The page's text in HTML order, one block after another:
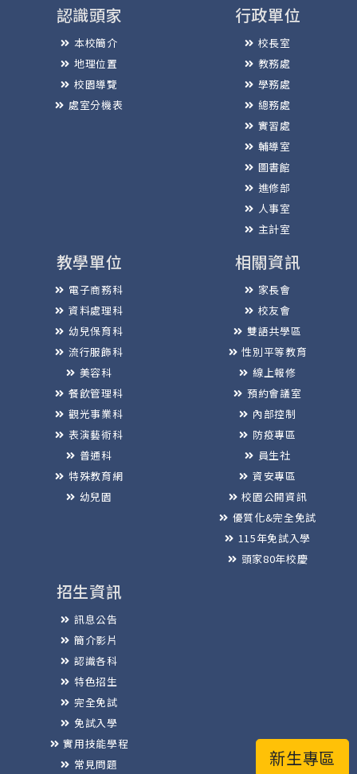
新生專區
認識頭家
本校簡介
地理位置
校園導覽
處室分機表
行政單位
校長室
教務處
學務處
總務處
實習處
輔導室
圖書館
進修部
人事室
主計室
教學單位
電子商務科
資料處理科
幼兒保育科
流行服飾科
美容科
餐飲管理科
觀光事業科
表演藝術科
普通科
特殊教育網
幼兒園
相關資訊
家長會
校友會
雙語共學區
性別平等教育
線上報修
預約會議室
內部控制
防疫專區
員生社
資安專區
校園公開資訊
優質化&完全免試
115年免試入學
頭家80年校慶
招生資訊
訊息公告
簡介影片
認識各科
特色招生
完全免試
免試入學
實用技能學程
常見問題